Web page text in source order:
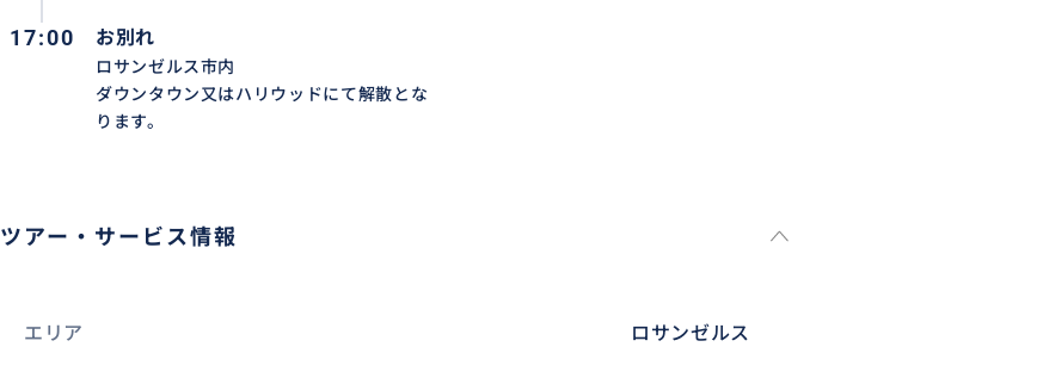
17:00 お別れ
ロサンゼルス市内
ダウンタウン又はハリウッドにて解散とな
ります。
ツアー・サービス情報
エリア ロサンゼルス